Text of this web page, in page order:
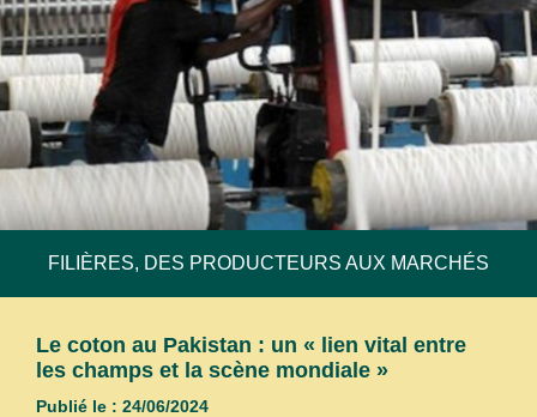
FILIÈRES, DES PRODUCTEURS AUX MARCHÉS
Le coton au Pakistan : un « lien vital entre
les champs et la scène mondiale »
Publié le : 24/06/2024
Abonnez-vous à notre newsletter pour
rester informé de notre actualité